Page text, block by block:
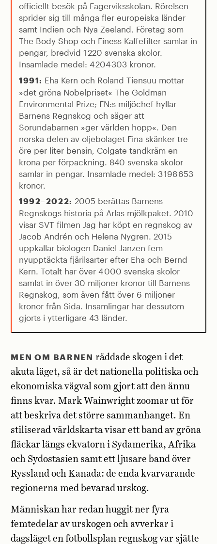
officiellt besök på Fagerviksskolan. Rörelsen
sprider sig till många fler europeiska länder
samt Indien och Nya Zeeland. Företag som
The Body Shop och Finess Kaffefilter samlar in
pengar, bredvid 1 220 svenska skolor.
Insamlade medel: 4 204 303 kronor.
1991: Eha Kern och Roland Tiensuu mottar
»det gröna Nobelpriset« The Goldman
Environmental Prize; FN:s miljöchef hyllar
Barnens Regnskog och säger att
Sorundabarnen »ger världen hopp«. Den
norska delen av oljebolaget Fina skänker tre
öre per liter bensin, Colgate tandkräm en
krona per förpackning. 840 svenska skolor
samlar in pengar. Insamlade medel: 3 198 653
kronor.
1992–2022: 2005 berättas Barnens
Regnskogs historia på Arlas mjölkpaket. 2010
visar SVT filmen Jag har köpt en regnskog av
Jacob Andrén och Helena Nygren. 2015
uppkallar biologen Daniel Janzen fem
nyupptäckta fjärilsarter efter Eha och Bernd
Kern. Totalt har över 4 000 svenska skolor
samlat in över 30 miljoner kronor till Barnens
Regnskog, som även fått över 6 miljoner
kronor från Sida. Insamlingar har dessutom
gjorts i ytterligare 43 länder.
MEN OM BARNEN räddade skogen i det
akuta läget, så är det nationella politiska och
ekonomiska vägval som gjort att den ännu
finns kvar. Mark Wainwright zoomar ut för
att beskriva det större sammanhanget. En
stiliserad världskarta visar ett band av gröna
fläckar längs ekvatorn i Sydamerika, Afrika
och Sydostasien samt ett ljusare band över
Ryssland och Kanada: de enda kvarvarande
regionerna med bevarad urskog.
Människan har redan huggit ner fyra
femtedelar av urskogen och avverkar i
dagsläget en fotbollsplan regnskog var sjätte